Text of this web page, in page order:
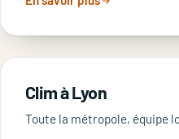
Clim à Lyon
Toute la métropole, équipe